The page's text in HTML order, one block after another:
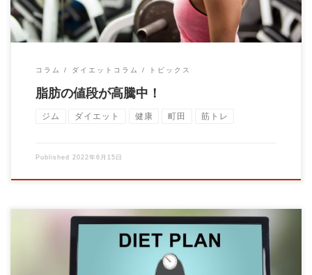
コラム ダイエットコラム トピックス
脂肪の値段が高騰中！
ジム ダイエット 健康 町田 筋トレ
Published 2022年6月15日